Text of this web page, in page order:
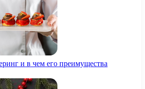
и в чем его преимущества